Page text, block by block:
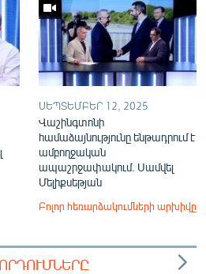
ՍԵՊՏԵՄԲԵՐ 12, 2025
Վաշինգտոնի
համաձայնությունը ենթադրում է
ամբողջական
ապաշրջափակում. Սամվել
Մելիքսեթյան
Բոլոր հեռարձակումների արխիվը